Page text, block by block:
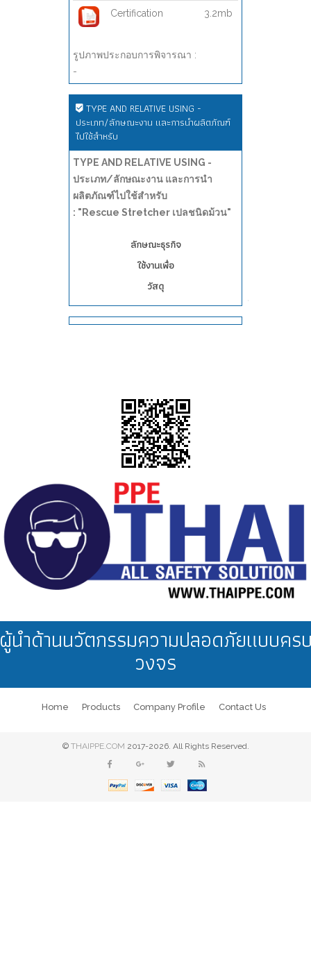
Certification 3.2mb
รูปภาพประกอบการพิจารณา :
-
TYPE AND RELATIVE USING -
ประเภท/ลักษณะงาน และการนำผลิตภัณฑ์
ไปใช้สำหรับ
TYPE AND RELATIVE USING -
ประเภท/ลักษณะงาน และการนำ
ผลิตภัณฑ์ไปใช้สำหรับ
: "Rescue Stretcher เปลชนิดม้วน"
ลักษณะธุรกิจ
ใช้งานเพื่อ
วัสดุ
นำด้านนวัตกรรมความปลอดภัยแบบคร
วงจร
Home Products Company Profile Contact Us
© THAIPPE.COM 2017-2026. All Rights Reserved.